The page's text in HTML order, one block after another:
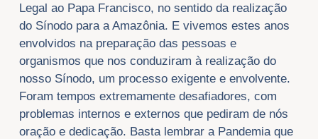
Legal ao Papa Francisco, no sentido da realização
do Sínodo para a Amazônia. E vivemos estes anos
envolvidos na preparação das pessoas e
organismos que nos conduziram à realização do
nosso Sínodo, um processo exigente e envolvente.
Foram tempos extremamente desafiadores, com
problemas internos e externos que pediram de nós
oração e dedicação. Basta lembrar a Pandemia que